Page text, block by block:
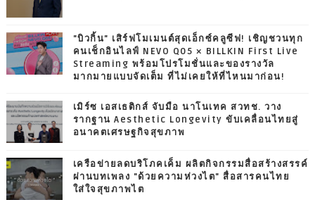
"บิวกิ้น" เสิร์ฟโมเมนต์สุดเอ็กซ์คลูซีฟ! เชิญชวนทุก
คนเช็กอินไลฟ์ NEVO Q05 × BILLKIN First Live
Streaming พร้อมโปรโมชั่นและของรางวัล
มากมายแบบจัดเต็ม ที่ไม่เคยให้ที่ไหนมาก่อน!
เมิร์ซ เอสเธติกส์ จับมือ นาโนเทค สวทช. วาง
รากฐาน Aesthetic Longevity ขับเคลื่อนไทยสู่
อนาคตเศรษฐกิจสุขภาพ
เครือข่ายลดบริโภคเค็ม ผลิตกิจกรรมสื่อสร้างสรรค์
ผ่านบทเพลง "ด้วยความห่วงไต" สื่อสารคนไทย
ใส่ใจสุขภาพไต